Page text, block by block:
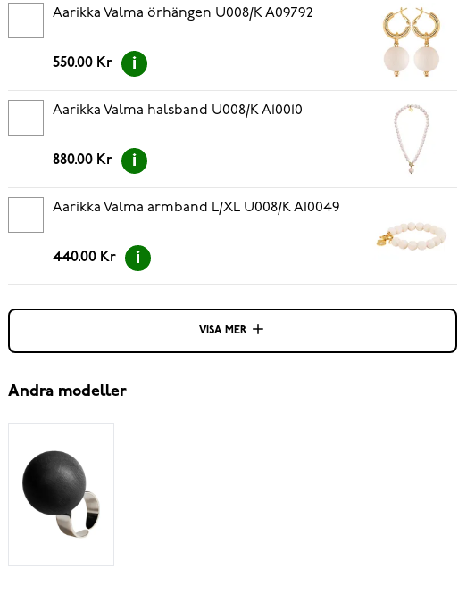
Aarikka Valma örhängen U008/K A09792
550.00 Kr
Aarikka Valma halsband U008/K A10010
880.00 Kr
Aarikka Valma armband L/XL U008/K A10049
440.00 Kr
VISA MER
Andra modeller